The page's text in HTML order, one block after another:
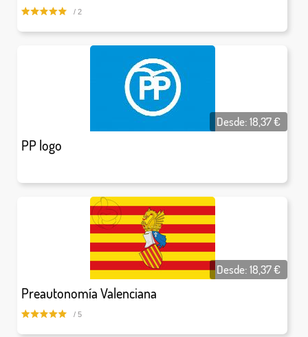
/ 2
PP logo
Desde:18,37€
Preautonomía Valenciana
Desde:18,37€
/ 5